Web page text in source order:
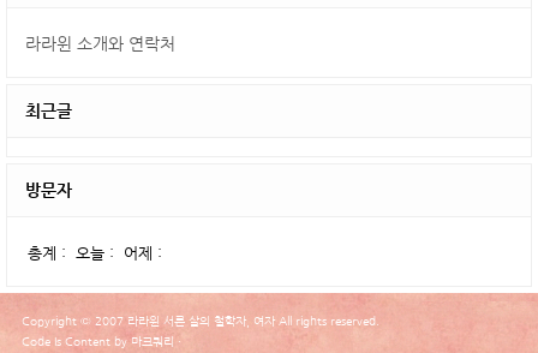
라라윈 소개와 연락처
최근글
방문자
총계 : 오늘 : 어제 :
Copyright © 2007 라라윈 서른 살의 철학자, 여자 All rights reserved.
Code Is Content by 마크쿼리 ·